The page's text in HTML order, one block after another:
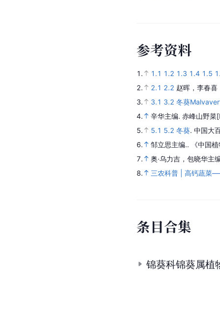
参考资料
1. 1.1 1.2 1.3 1.4 1.5
2.
2.1 2.2 赵晖，李春
3.
3.1 3.2 冬葵
4.
辛华主编. 赤峰山野菜
5.
5.1 5.2 冬葵. 中国大
6.
邹立思主编..
《中国
7.
奥·乌力吉，包晓华主
8.
三农科普 | 高钙蔬菜
条目合集
锦葵科锦葵属植